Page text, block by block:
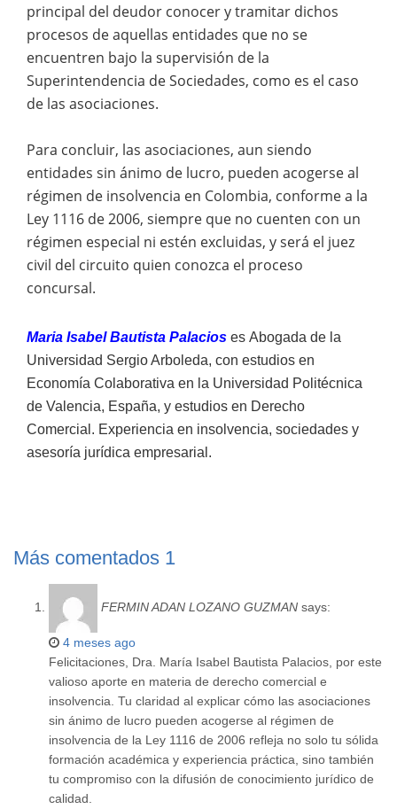
principal del deudor conocer y tramitar dichos
procesos de aquellas entidades que no se
encuentren bajo la supervisión de la
Superintendencia de Sociedades, como es el caso
de las asociaciones.
Para concluir, las asociaciones, aun siendo
entidades sin ánimo de lucro, pueden acogerse al
régimen de insolvencia en Colombia, conforme a la
Ley 1116 de 2006, siempre que no cuenten con un
régimen especial ni estén excluidas, y será el juez
civil del circuito quien conozca el proceso
concursal.
Maria Isabel Bautista Palacios es Abogada de la
Universidad Sergio Arboleda, con estudios en
Economía Colaborativa en la Universidad Politécnica
de Valencia, España, y estudios en Derecho
Comercial. Experiencia en insolvencia, sociedades y
asesoría jurídica empresarial.
Más comentados 1
FERMIN ADAN LOZANO GUZMAN says:
4 meses ago
Felicitaciones, Dra. María Isabel Bautista Palacios, por este
valioso aporte en materia de derecho comercial e
insolvencia. Tu claridad al explicar cómo las asociaciones
sin ánimo de lucro pueden acogerse al régimen de
insolvencia de la Ley 1116 de 2006 refleja no solo tu sólida
formación académica y experiencia práctica, sino también
tu compromiso con la difusión de conocimiento jurídico de
calidad.